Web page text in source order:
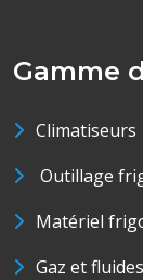
Gamme
Climatiseurs
Outillage
Matériel
Gaz et